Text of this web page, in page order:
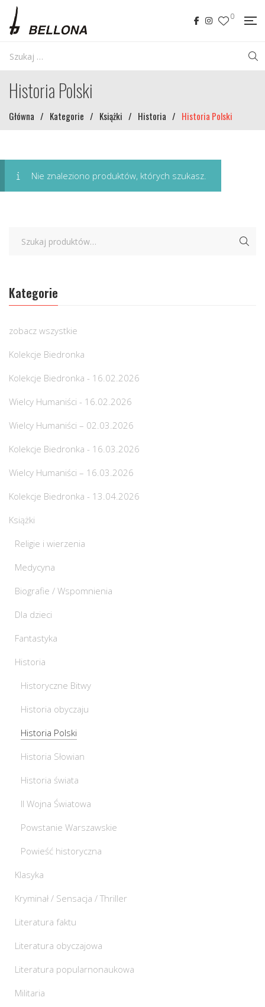
0
Historia Polski
Główna / Kategorie / Książki / Historia / Historia Polski
Nie znaleziono produktów, których szukasz.
Kategorie
zobacz wszystkie
Kolekcje Biedronka
Kolekcje Biedronka - 16.02.2026
Wielcy Humaniści - 16.02.2026
Wielcy Humaniści – 02.03.2026
Kolekcje Biedronka - 16.03.2026
Wielcy Humaniści – 16.03.2026
Kolekcje Biedronka - 13.04.2026
Książki
Religie i wierzenia
Medycyna
Biografie / Wspomnienia
Dla dzieci
Fantastyka
Historia
Historyczne Bitwy
Historia obyczaju
Historia Polski
Historia Słowian
Historia świata
II Wojna Światowa
Powstanie Warszawskie
Powieść historyczna
Klasyka
Kryminał / Sensacja / Thriller
Literatura faktu
Literatura obyczajowa
Literatura popularnonaukowa
Militaria